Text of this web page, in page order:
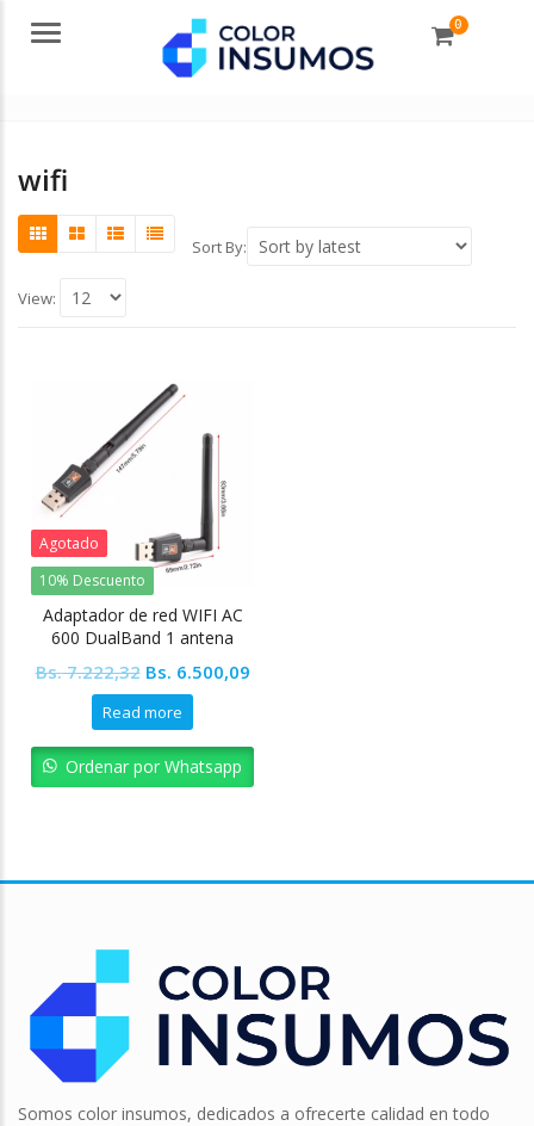
Menu 0
wifi
Sort By:
View:
Agotado
10% Descuento
Adaptador de red WIFI AC
600 DualBand 1 antena
Bs.7.222,32 Original
price
was:
Bs. 7.222,32.
Bs. 6.500,09Current
Bs. 6.500,09.
Read more
Ordenar por Whatsapp
Somos color insumos, dedicados a ofrecerte calidad en todo